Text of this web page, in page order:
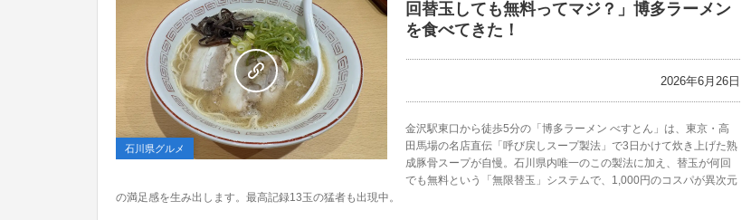
石川県グルメ
0
回替玉しても無料ってマジ？」博多ラーメン
を食べてきた！
2026年6月26日
金沢駅東口から徒歩5分の「博多ラーメン べすとん」は、東京・高
田馬場の名店直伝「呼び戻しスープ製法」で3日かけて炊き上げた熟
成豚骨スープが自慢。石川県内唯一のこの製法に加え、替玉が何回
でも無料という「無限替玉」システムで、1,000円のコスパが異次元
の満足感を生み出します。最高記録13玉の猛者も出現中。